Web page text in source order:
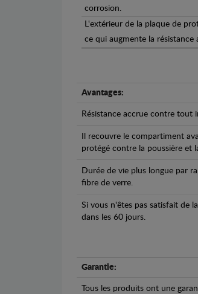
corrosion.
L'extérieur de la plaque de
ce qui augmente la résistance
Avantages:
Résistance accrue contre tout
Il recouvre le compartiment
protégé contre la poussière et
Durée de vie plus longue par
fibre de verre.
Si vous n'êtes pas satisfait de
dans les 60 jours.
Garantie:
Tous les produits ont une